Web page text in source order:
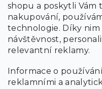
shopu a poskytli Vám
nakupování,
technologie. Díky
návštěvnost,
relevantní reklamy.
Informace o
reklamními a